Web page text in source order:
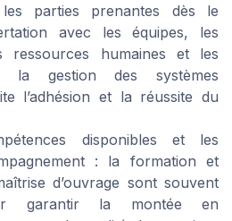
parties prenantes dès le
avec les équipes, les
ressources humaines et les
la gestion des systèmes
l’adhésion et la réussite du
disponibles et les
: la formation et
d’ouvrage sont souvent
garantir la montée en